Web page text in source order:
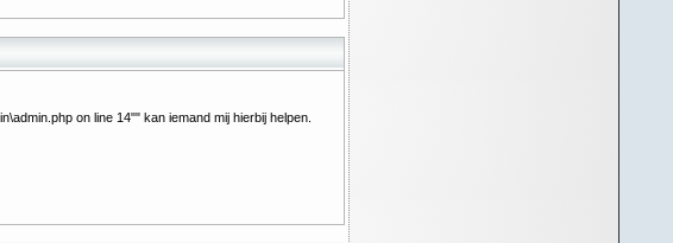
on line 14"" kan iemand mij hierbij helpen.